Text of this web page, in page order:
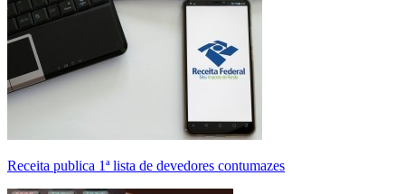
Receita publica 1ª lista de devedores contumazes